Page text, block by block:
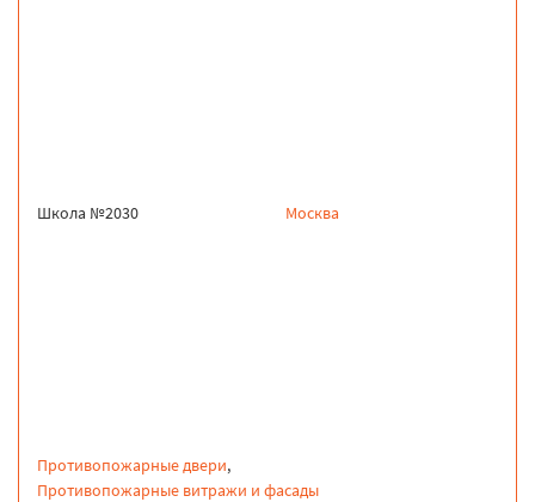
Школа №2030 Москва
Противопожарные двери,
Противопожарные витражи и фасады